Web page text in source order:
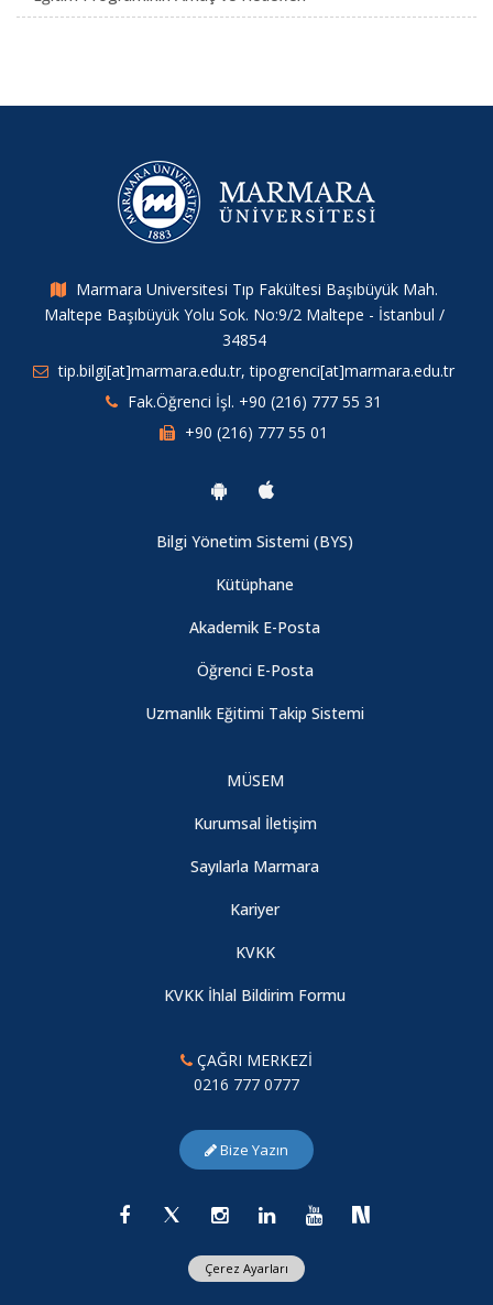
Marmara Universitesi Tıp Fakültesi Başıbüyük Mah.
Maltepe Başıbüyük Yolu Sok. No:9/2 Maltepe - İstanbul /
34854
tip.bilgi[at]marmara.edu.tr, tipogrenci[at]marmara.edu.tr
Fak.Öğrenci İşl. +90 (216) 777 55 31
+90 (216) 777 55 01
Bilgi Yönetim Sistemi (BYS)
Kütüphane
Akademik E-Posta
Öğrenci E-Posta
Uzmanlık Eğitimi Takip Sistemi
MÜSEM
Kurumsal İletişim
Sayılarla Marmara
Kariyer
KVKK
KVKK İhlal Bildirim Formu
ÇAĞRI MERKEZİ
0216 777 0777
Bize Yazın
Çerez Ayarları